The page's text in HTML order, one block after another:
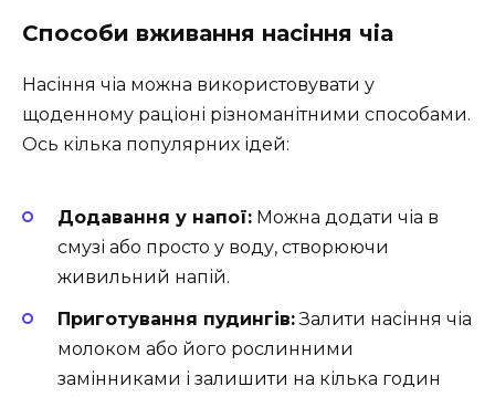
Способи вживання насіння чіа
Насіння чіа можна використовувати у
щоденному раціоні різноманітними способами.
Ось кілька популярних ідей:
Додавання у напої: Можна додати чіа в
смузі або просто у воду, створюючи
живильний напій.
Приготування пудингів:Залити насіння чіа
молоком або його рослинними
замінниками і залишити на кілька годин